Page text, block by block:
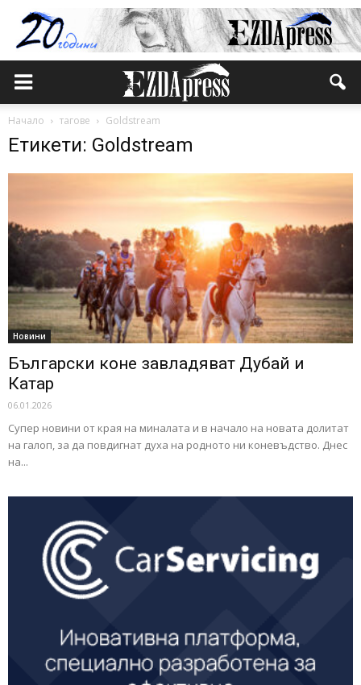
Начало тагове Goldstream
Етикети: Goldstream
Новини
Български коне завладяват Дубай и
Катар
06.01.2026
Супер новини от края на миналата и в начало на новата долитат
на галоп, за да повдигнат духа на родното ни коневъдство. Днес
на...